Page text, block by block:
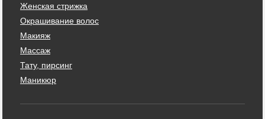
Женская стрижка
Окрашивание волос
Макияж
Массаж
Тату, пирсинг
Маникюр